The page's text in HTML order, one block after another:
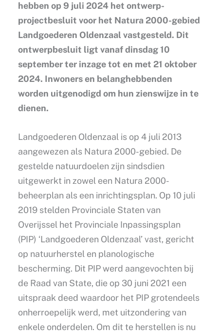
hebben op 9 juli 2024 het ontwerp-
projectbesluit voor het Natura 2000-gebied
Landgoederen Oldenzaal vastgesteld. Dit
ontwerpbesluit ligt vanaf dinsdag 10
september ter inzage tot en met 21 oktober
2024. Inwoners en belanghebbenden
worden uitgenodigd om hun zienswijze in te
dienen.
Landgoederen Oldenzaal is op 4 juli 2013
aangewezen als Natura 2000-gebied. De
gestelde natuurdoelen zijn sindsdien
uitgewerkt in zowel een Natura 2000-
beheerplan als een inrichtingsplan. Op 10 juli
2019 stelden Provinciale Staten van
Overijssel het Provinciale Inpassingsplan
(PIP) ‘Landgoederen Oldenzaal’ vast, gericht
op natuurherstel en planologische
bescherming. Dit PIP werd aangevochten bij
de Raad van State, die op 30 juni 2021 een
uitspraak deed waardoor het PIP grotendeels
onherroepelijk werd, met uitzondering van
enkele onderdelen. Om dit te herstellen is nu